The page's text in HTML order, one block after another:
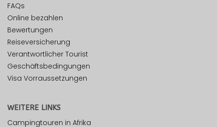
FAQs
Online bezahlen
Bewertungen
Reiseversicherung
Verantwortlicher Tourist
Geschäftsbedingungen
Visa Vorraussetzungen
WEITERE LINKS
Campingtouren in Afrika